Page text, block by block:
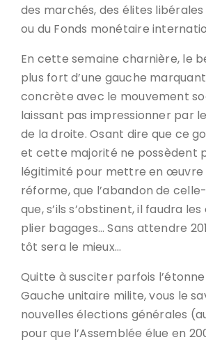
des marchés, des élites
ou du Fonds monétaire
En cette semaine charnière, le
plus fort d’une gauche
concrète avec le mouvement
laissant pas impressionner par
de la droite. Osant dire que ce
et cette majorité ne possèdent
légitimité pour mettre en
réforme, que l’abandon de
que, s’ils s’obstinent, il faudra
plier bagages… Sans attendre
tôt sera le mieux…
Quitte à susciter parfois
Gauche unitaire milite, vous le
nouvelles élections générales
pour que l’Assemblée élue en